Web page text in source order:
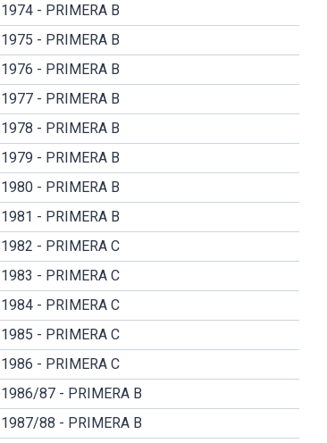
1974 - PRIMERA B
1975 - PRIMERA B
1976 - PRIMERA B
1977 - PRIMERA B
1978 - PRIMERA B
1979 - PRIMERA B
1980 - PRIMERA B
1981 - PRIMERA B
1982 - PRIMERA C
1983 - PRIMERA C
1984 - PRIMERA C
1985 - PRIMERA C
1986 - PRIMERA C
1986/87 - PRIMERA B
1987/88 - PRIMERA B